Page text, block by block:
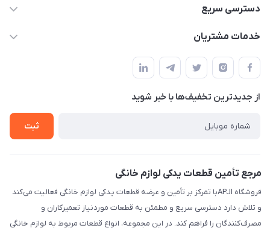
09106753413
دسترسی سریع
حساب کاربری
لیست محصولات
درباره ما
خدمات مشتریان
قوانین و مقررات
حریم خصوصی
راهنما
از جدید‌ترین تخفیف‌ها با‌ خبر شوید
ثبت
مرجع تأمین قطعات یدکی لوازم خانگی
فروشگاه APJIبا تمرکز بر تأمین و عرضه قطعات یدکی لوازم خانگی فعالیت می‌کند
و تلاش دارد دسترسی سریع و مطمئن به قطعات موردنیاز تعمیرکاران و
مصرف‌کنندگان را فراهم کند. در این مجموعه، انواع قطعات مربوط به لوازم خانگی